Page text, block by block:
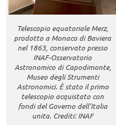
Telescopio equatoriale Merz,
prodotto a Monaco di Baviera
nel 1863, conservato presso
INAF-Osservatorio
Astronomico di Capodimonte,
Museo degli Strumenti
Astronomici. È stato il primo
telescopio acquistato con
fondi del Governo dell’Italia
unita. Crediti: INAF